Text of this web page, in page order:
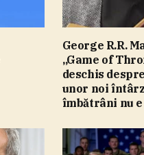
George R.R.
„Game of
deschis
unor noi
îmbătrâni nu